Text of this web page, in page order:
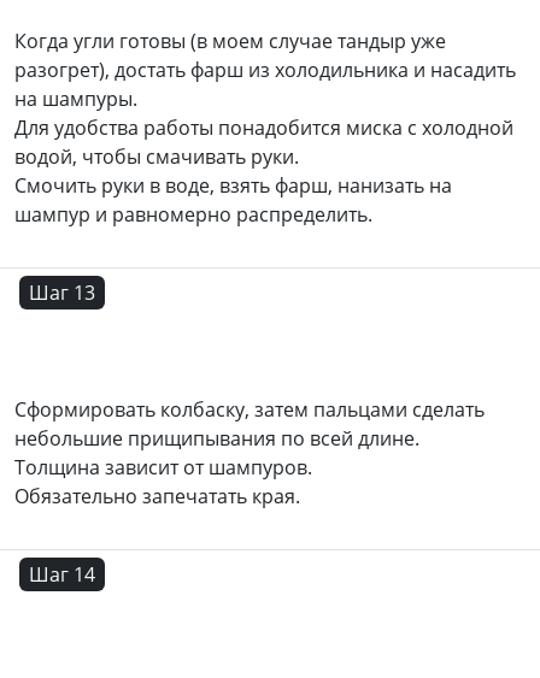
Когда угли готовы (в моем случае тандыр уже
разогрет), достать фарш из холодильника и насадить
на шампуры.
Для удобства работы понадобится миска с холодной
водой, чтобы смачивать руки.
Смочить руки в воде, взять фарш, нанизать на
шампур и равномерно распределить.
Шаг 13
Сформировать колбаску, затем пальцами сделать
небольшие прищипывания по всей длине.
Толщина зависит от шампуров.
Обязательно запечатать края.
Шаг 14